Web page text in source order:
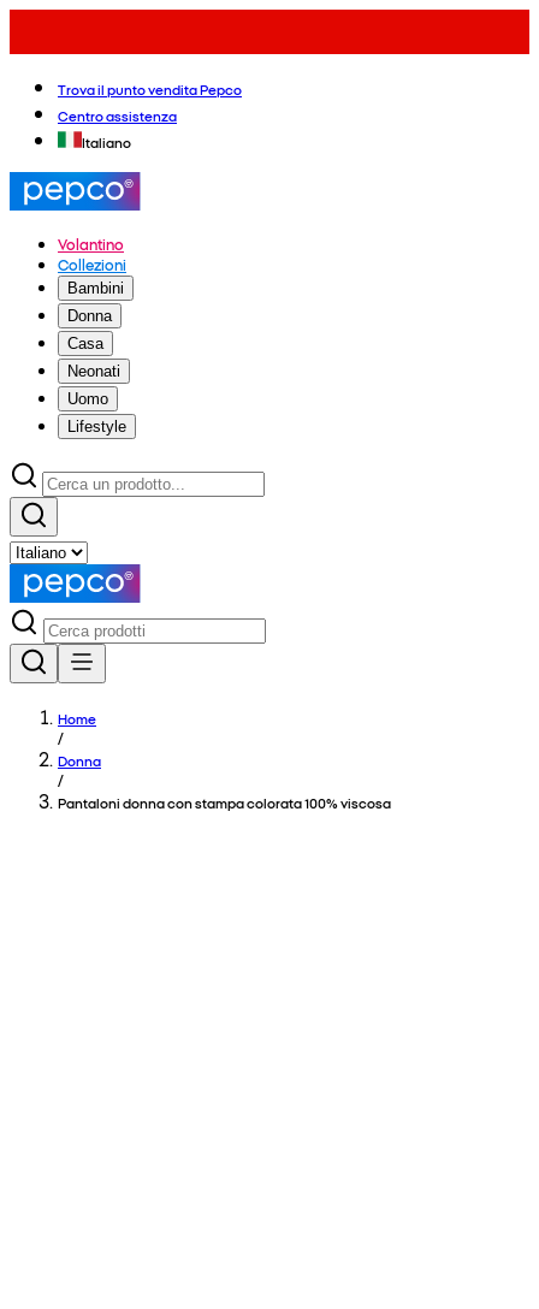
Trova il punto vendita Pepco
Centro assistenza
Italiano
Volantino
Collezioni
Bambini
Donna
Casa
Neonati
Uomo
Lifestyle
Home
/
Donna
/
Pantaloni donna con stampa colorata 100% viscosa